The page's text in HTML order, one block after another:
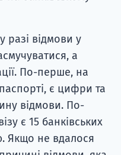
разі відмови у
а
По-перше, на
є цифри та
відмови. По-
є 15 банківських
Якщо не вдалося